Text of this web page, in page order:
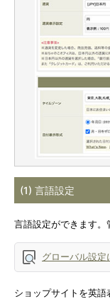
(1) 言語設定
言語設定ができます。
グローバル設定
ショップサイトを英